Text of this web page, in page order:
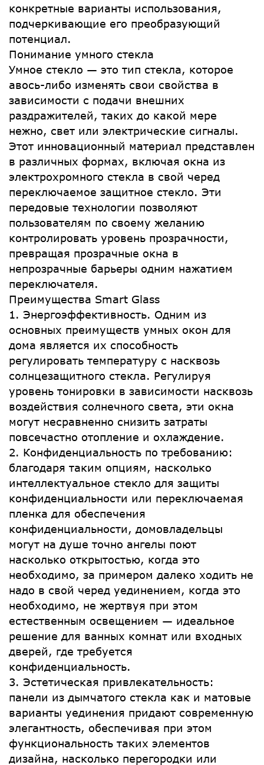
конкретные варианты использования,
подчеркивающие его преобразующий
потенциал.
Понимание умного стекла
Умное стекло — это тип стекла, которое
авось-либо изменять свои свойства в
зависимости с подачи внешних
раздражителей, таких до какой мере
нежно, свет или электрические сигналы.
Этот инновационный материал представлен
в различных формах, включая окна из
электрохромного стекла в свой черед
переключаемое защитное стекло. Эти
передовые технологии позволяют
пользователям по своему желанию
контролировать уровень прозрачности,
превращая прозрачные окна в
непрозрачные барьеры одним нажатием
переключателя.
Преимущества Smart Glass
1. Энергоэффективность. Одним из
основных преимуществ умных окон для
дома является их способность
регулировать температуру с насквозь
солнцезащитного стекла. Регулируя
уровень тонировки в зависимости насквозь
воздействия солнечного света, эти окна
могут несравненно снизить затраты
повсечастно отопление и охлаждение.
2. Конфиденциальность по требованию:
благодаря таким опциям, насколько
интеллектуальное стекло для защиты
конфиденциальности или переключаемая
пленка для обеспечения
конфиденциальности, домовладельцы
могут на душе точно ангелы поют
насколько открытостью, когда это
необходимо, за примером далеко ходить не
надо в свой черед уединением, когда это
необходимо, не жертвуя при этом
естественным освещением — идеальное
решение для ванных комнат или входных
дверей, где требуется
конфиденциальность.
3. Эстетическая привлекательность:
панели из дымчатого стекла как и матовые
варианты уединения придают современную
элегантность, обеспечивая при этом
функциональность таких элементов
дизайна, насколько перегородки или